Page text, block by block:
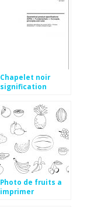
Chapelet noir
signification
Photo de fruits a
imprimer